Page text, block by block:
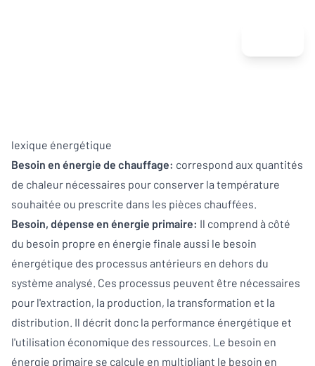
lexique énergétique
Besoin en énergie de chauffage: correspond aux quantités
de chaleur nécessaires pour conserver la température
souhaitée ou prescrite dans les pièces chauffées.
Besoin, dépense en énergie primaire: Il comprend à côté
du besoin propre en énergie finale aussi le besoin
énergétique des processus antérieurs en dehors du
système analysé. Ces processus peuvent être nécessaires
pour l'extraction, la production, la transformation et la
distribution. Il décrit donc la performance énergétique et
l'utilisation économique des ressources. Le besoin en
énergie primaire se calcule en multipliant le besoin en